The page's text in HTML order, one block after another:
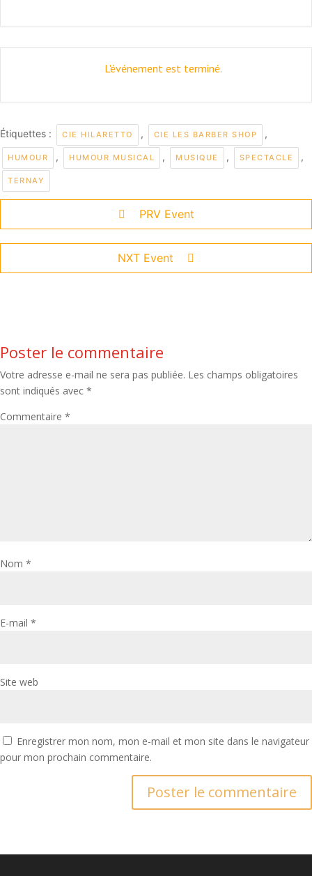
L'événement est terminé.
Étiquettes : CIE HILARETTO , CIE LES BARBER SHOP ,
HUMOUR , HUMOUR MUSICAL , MUSIQUE , SPECTACLE ,
TERNAY
PRV Event
NXT Event
Poster le commentaire
Votre adresse e-mail ne sera pas publiée. Les champs obligatoires
sont indiqués avec *
Commentaire *
Nom *
E-mail *
Site web
Enregistrer mon nom, mon e-mail et mon site dans le navigateur
pour mon prochain commentaire.